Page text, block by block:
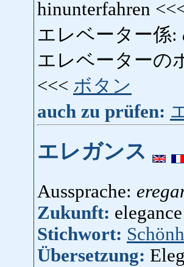
hinunterfahren
エレベーター係:
エレベーターの
<<< ボタン
auch zu prüfen:
エレガンス
Aussprache:
Zukunft:
Stichwort:
Übersetzung: